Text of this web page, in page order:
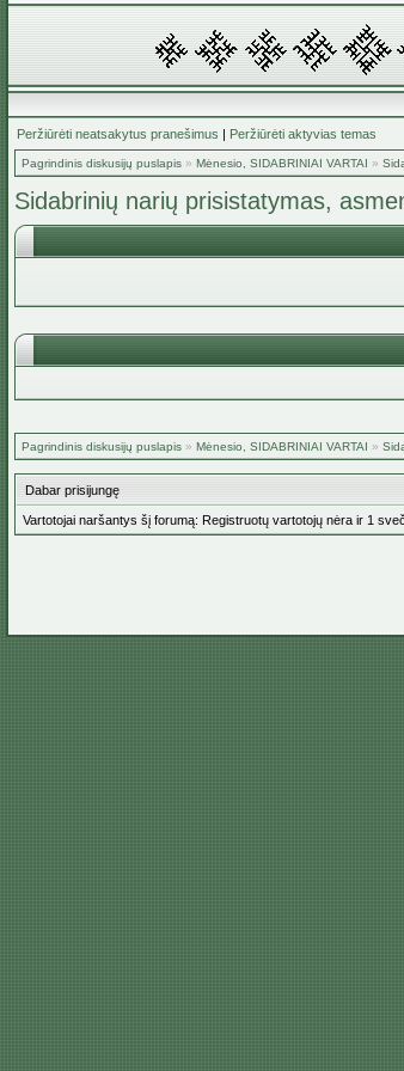
Peržiūrėti neatsakytus pranešimus | Peržiūrėti aktyvias temas
Pagrindinis diskusijų puslapis » Mėnesio, SIDABRINIAI VARTAI »
Sidabrinių narių prisistatymas,
Pagrindinis diskusijų puslapis » Mėnesio, SIDABRINIAI VARTAI »
Dabar prisijungę
Vartotojai naršantys šį forumą: Registruotų vartotojų nėra ir 1